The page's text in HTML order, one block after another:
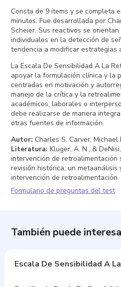
Consta de 9 ítems y se completa
minutos. Fue desarrollada por
Scheier. Sus reactivos se
individuales en la detección de
tendencia a modificar estrategias
La Escala De Sensibilidad A La
apoyar la formulación clínica y la
centradas en motivación y
manejo de la crítica y la
académicos, laborales o
debe realizarse de manera
otras fuentes de información.
Autor: Charles S. Carver, Michael
Literatura: Kluger, A. N., &
intervención de retroalimentación
revisión histórica, un
intervención de
Formulario de preguntas del test
También puede
Escala De Sensibilidad A